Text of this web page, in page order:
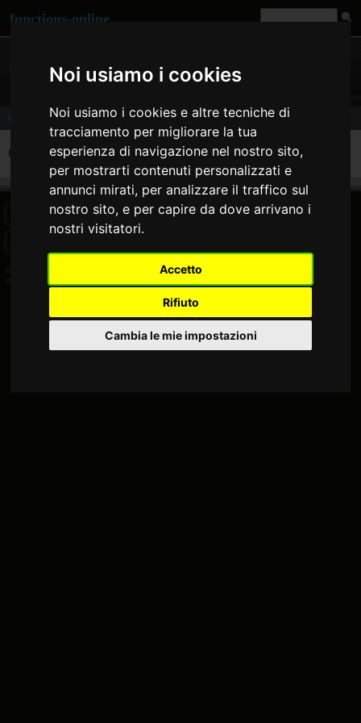
Noi usiamo i cookies
Noi usiamo i cookies e altre tecniche di
tracciamento per migliorare la tua
esperienza di navigazione nel nostro sito,
per mostrarti contenuti personalizzati e
annunci mirati, per analizzare il traffico sul
nostro sito, e per capire da dove arrivano i
nostri visitatori.
Accetto
Rifiuto
Cambia le mie impostazioni
functions-online
Custom
Execute and test some custom functions i have written in PHP.
BLOG FACEBOOK PAGE COMMENTS SEARCH